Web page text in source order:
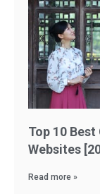
Top 10
Websites
Read more »